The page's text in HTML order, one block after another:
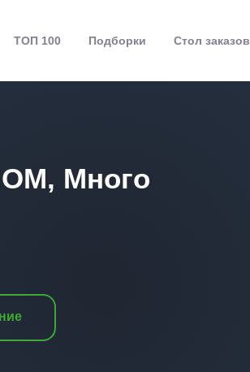
ТОП 100 Подборки Стол заказов
Много